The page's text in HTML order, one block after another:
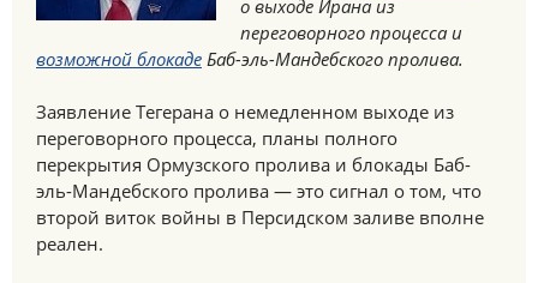
о выходе Ирана из
переговорного процесса и
возможной блокаде Баб-эль-Мандебского пролива.
Заявление Тегерана о немедленном выходе из
переговорного процесса, планы полного
перекрытия Ормузского пролива и блокады Баб-
эль-Мандебского пролива — это сигнал о том, что
второй виток войны в Персидском заливе вполне
реален.